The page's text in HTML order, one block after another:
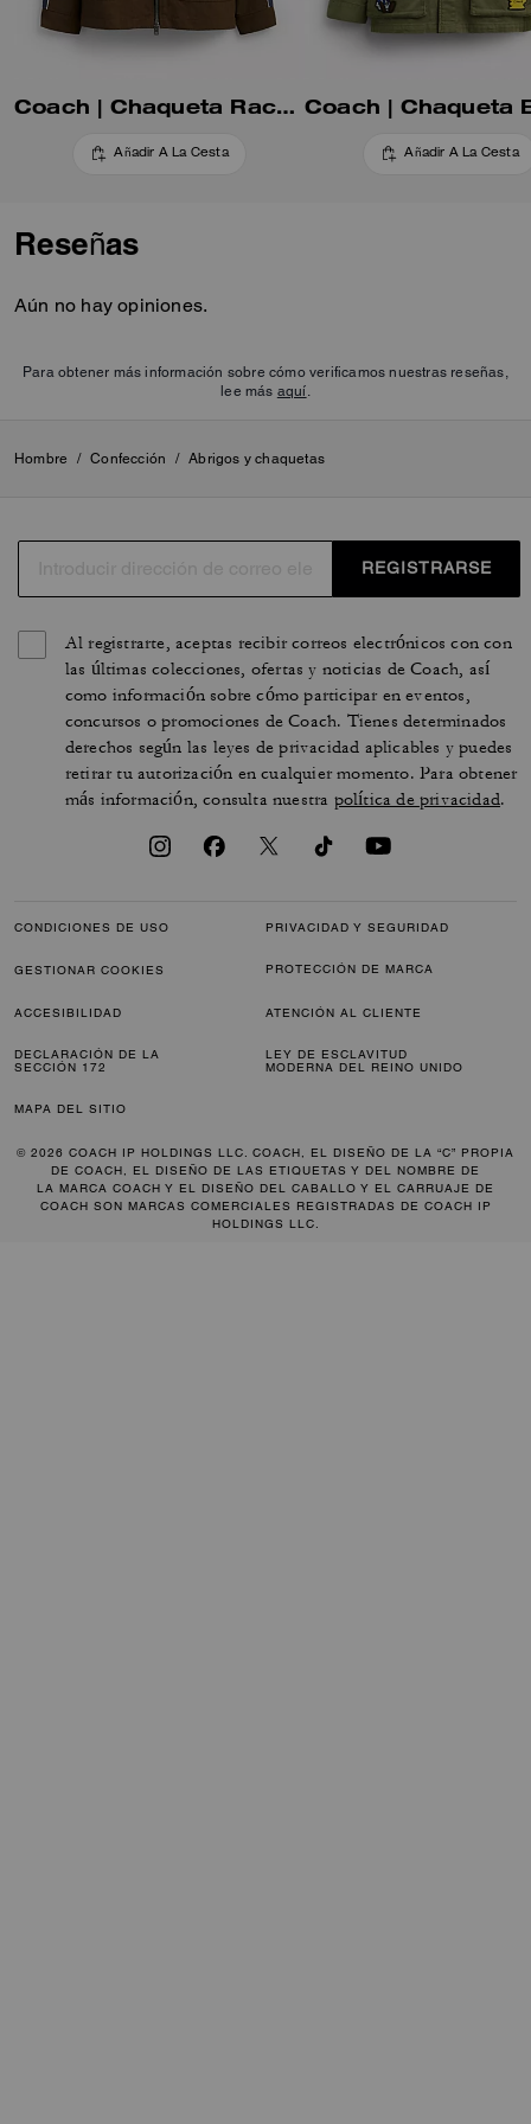
en contraste.
Coach | Chaqueta Racer de Nylon Brain Dead en Poliamida Reciclada
Añadir A La Cesta Añadir A La Cesta
Reseñas
Aún no hay opiniones.
Para obtener más información sobre cómo verificamos nuestras reseñas,
lee más aquí
Hombre / Confección / Abrigos y chaquetas
REGISTRARSE
Al registrarte, aceptas recibir correos electrónicos con con
las últimas colecciones, ofertas y noticias de Coach, así
como información sobre cómo participar en eventos,
concursos o promociones de Coach. Tienes determinados
derechos según las leyes de privacidad aplicables y puedes
retirar tu autorización en cualquier momento. Para obtener
más información, consulta nuestra política de privacidad.
CONDICIONES DE USO PRIVACIDAD Y SEGURIDAD
GESTIONAR COOKIES PROTECCIÓN DE MARCA
ACCESIBILIDAD ATENCIÓN AL CLIENTE
DECLARACIÓN DE LA
SECCIÓN 172
LEY DE ESCLAVITUD
MODERNA DEL REINO UNIDO
MAPA DEL SITIO
© 2026 COACH IP HOLDINGS LLC. COACH, EL DISEÑO DE LA “C” PROPIA
DE COACH, EL DISEÑO DE LAS ETIQUETAS Y DEL NOMBRE DE
LA MARCA COACH Y EL DISEÑO DEL CABALLO Y EL CARRUAJE DE
COACH SON MARCAS COMERCIALES REGISTRADAS DE COACH IP
HOLDINGS LLC.